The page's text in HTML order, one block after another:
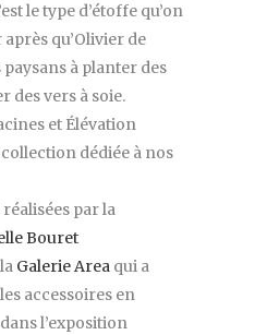
le type d’étoffe qu’on
qu’Olivier de
à planter des
des vers à soie.
et Élévation
dédiée à nos
par la
Bouret
Galerie Area qui a
accessoires en
l’exposition